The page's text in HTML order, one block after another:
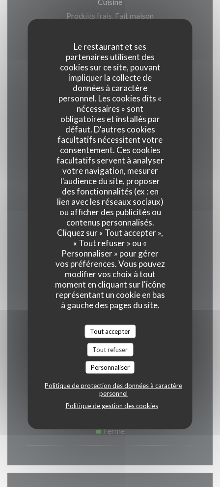
Le restaurant et ses
partenaires utilisent des
cookies sur ce site, pouvant
impliquer la collecte de
données à caractère
personnel. Les cookies dits «
nécessaires » sont
obligatoires et installés par
défaut. D'autres cookies
facultatifs nécessitent votre
consentement. Ces cookies
facultatifs servent à analyser
votre navigation, mesurer
l'audience du site, proposer
des fonctionnalités (ex : en
lien avec les réseaux sociaux)
ou afficher des publicités ou
contenus personnalisés.
Cliquez sur « Tout accepter »,
« Tout refuser » ou «
Personnaliser » pour gérer
vos préférences. Vous pouvez
modifier vos choix à tout
moment en cliquant sur l'icône
représentant un cookie en bas
à gauche des pages du site.
Tout accepter
Tout refuser
Personnaliser
Politique de protection des données à caractère
personnel
Politique de gestion des cookies
Produits frais, Fait maison
Type de restaurant
Bistrot
Services
Privatisation, Accès aux personnes à mobilité
réduite, Terrasse, Accès Wifi
Moyens de paiement
Apple Pay, Paiement Sans Contact,
Eurocard/Mastercard, Espèces, Visa, American
Express, Carte Bleue
Horaires
Lundi
Fermé
Mar-Jeu
12h00 - 14h00 • 19h30 - 21h30
Ven-Sam
12h00 - 14h00 • 19h30 - 22h00
Fermé